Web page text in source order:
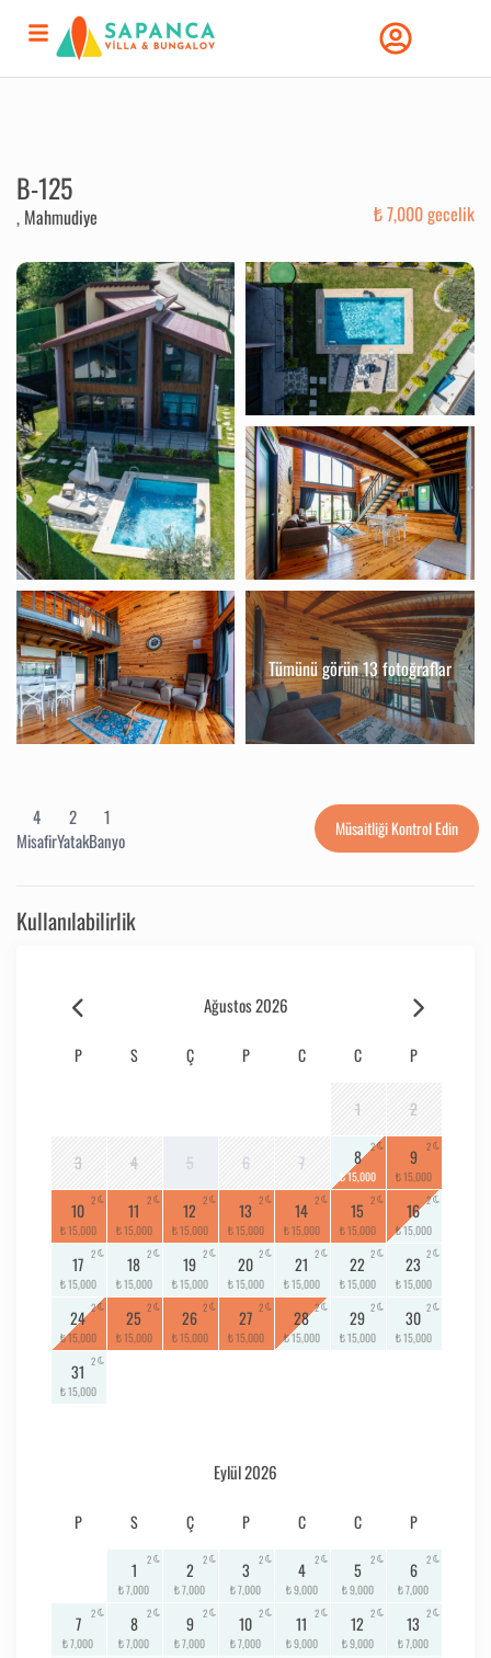
B-125
₺ 7,000 gecelik
, Mahmudiye
Tümünü görün 13 fotoğraflar
Misafir
4
Yatak
2
Banyo
1 Müsaitliği Kontrol Edin
Kullanılabilirlik
Ağustos 2026
P S Ç P C C P
1 2
3 4 5 6 7 8
₺ 15,000
2 9
₺ 15,000
2
10
₺ 15,000
2 11
₺ 15,000
2 12
₺ 15,000
2 13
₺ 15,000
2 14
₺ 15,000
2 15
₺ 15,000
2 16
₺ 15,000
2
17
₺ 15,000
2 18
₺ 15,000
2 19
₺ 15,000
2 20
₺ 15,000
2 21
₺ 15,000
2 22
₺ 15,000
2 23
₺ 15,000
2
24
₺ 15,000
2 25
₺ 15,000
2 26
₺ 15,000
2 27
₺ 15,000
2 28
₺ 15,000
2 29
₺ 15,000
2 30
₺ 15,000
2
31
₺ 15,000
2
Eylül 2026
P S Ç P C C P
1
₺ 7,000
2 2
₺ 7,000
2 3
₺ 7,000
2 4
₺ 9,000
2 5
₺ 9,000
2 6
₺ 7,000
2
7
₺ 7,000
2 8
₺ 7,000
2 9
₺ 7,000
2 10
₺ 7,000
2 11
₺ 9,000
2 12
₺ 9,000
2 13
₺ 7,000
2